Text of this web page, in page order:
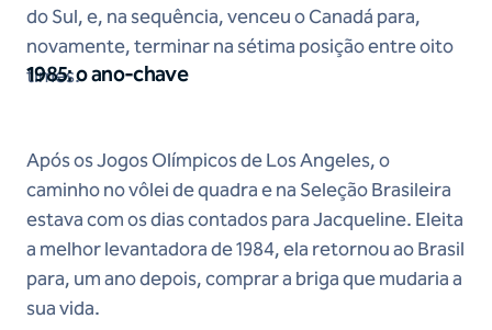
do Sul, e, na sequência, venceu o Canadá para,
novamente, terminar na sétima posição entre oito
times.
1985: o ano-chave
Após os Jogos Olímpicos de Los Angeles, o
caminho no vôlei de quadra e na Seleção Brasileira
estava com os dias contados para Jacqueline. Eleita
a melhor levantadora de 1984, ela retornou ao Brasil
para, um ano depois, comprar a briga que mudaria a
sua vida.